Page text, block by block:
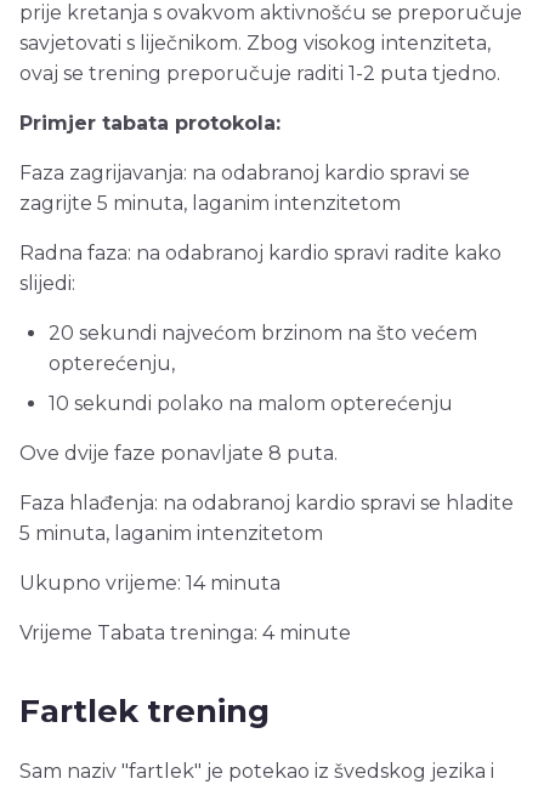
prije kretanja s ovakvom aktivnošću se preporučuje
savjetovati s liječnikom. Zbog visokog intenziteta,
ovaj se trening preporučuje raditi 1-2 puta tjedno.
Primjer tabata protokola:
Faza zagrijavanja: na odabranoj kardio spravi se
zagrijte 5 minuta, laganim intenzitetom
Radna faza: na odabranoj kardio spravi radite kako
slijedi:
20 sekundi najvećom brzinom na što većem
opterećenju,
10 sekundi polako na malom opterećenju
Ove dvije faze ponavljate 8 puta.
Faza hlađenja: na odabranoj kardio spravi se hladite
5 minuta, laganim intenzitetom
Ukupno vrijeme: 14 minuta
Vrijeme Tabata treninga: 4 minute
Fartlek trening
Sam naziv "fartlek" je potekao iz švedskog jezika i